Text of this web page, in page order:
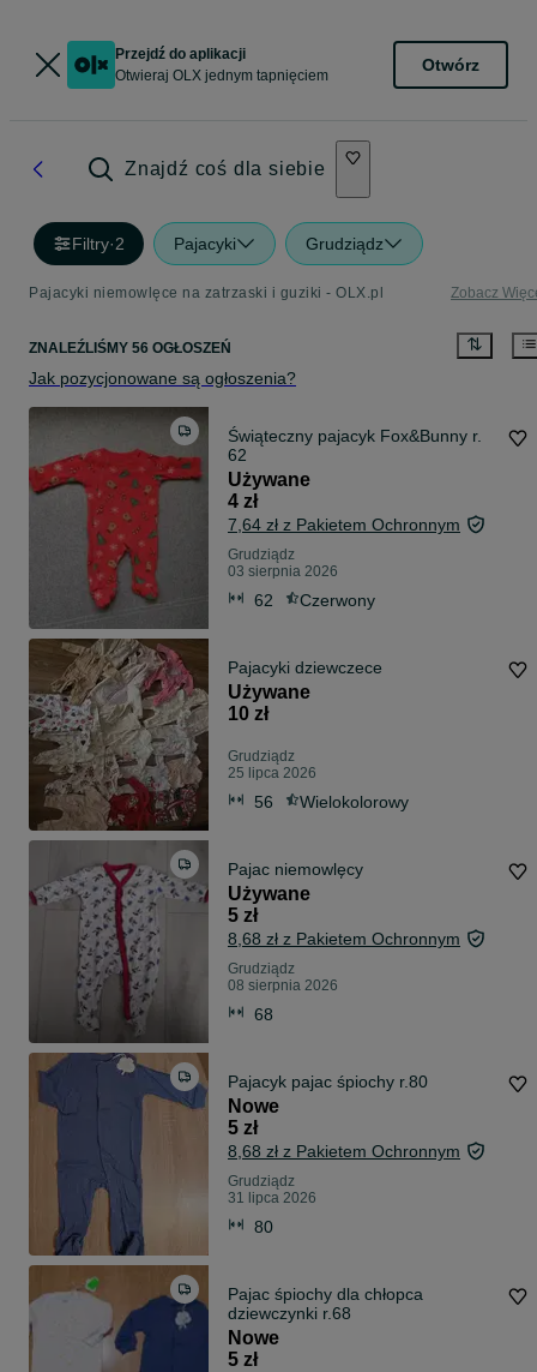
Przejdź do aplikacji
Otwieraj OLX jednym tapnięciem
Otwórz
Znajdź coś dla siebie
Filtry·2 Pajacyki Grudziądz
Pajacyki niemowlęce na zatrzaski i guziki - OLX.pl Zobacz
ZNALEŹLIŚMY 56 OGŁOSZEŃ
Jak pozycjonowane są ogłoszenia?
Świąteczny pajacyk Fox&Bunny r.
62
Używane
4 zł
7,64 zł z Pakietem Ochronnym
Grudziądz
03 sierpnia 2026
62 Czerwony
Pajacyki dziewczece
Używane
10 zł
Grudziądz
25 lipca 2026
56 Wielokolorowy
Pajac niemowlęcy
Używane
5 zł
8,68 zł z Pakietem Ochronnym
Grudziądz
08 sierpnia 2026
68
Pajacyk pajac śpiochy r.80
Nowe
5 zł
8,68 zł z Pakietem Ochronnym
Grudziądz
31 lipca 2026
80
Pajac śpiochy dla chłopca
dziewczynki r.68
Nowe
5 zł